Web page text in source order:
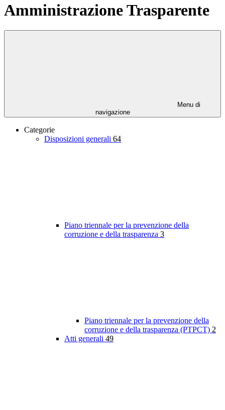
Amministrazione Trasparente
Menu di
navigazione
Categorie
Disposizioni generali 64
Piano triennale per la prevenzione della
corruzione e della trasparenza 3
Piano triennale per la prevenzione della
corruzione e della trasparenza (PTPCT) 2
Atti generali 49